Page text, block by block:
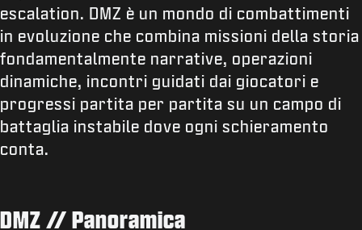
escalation. DMZ è un mondo di combattimenti
in evoluzione che combina missioni della storia
fondamentalmente narrative, operazioni
dinamiche, incontri guidati dai giocatori e
progressi partita per partita su un campo di
battaglia instabile dove ogni schieramento
conta.
DMZ // Panoramica